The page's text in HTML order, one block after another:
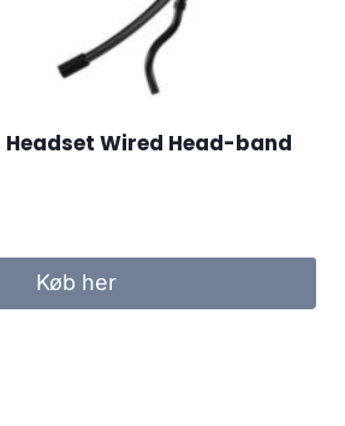
Wired Head-band
Køb her